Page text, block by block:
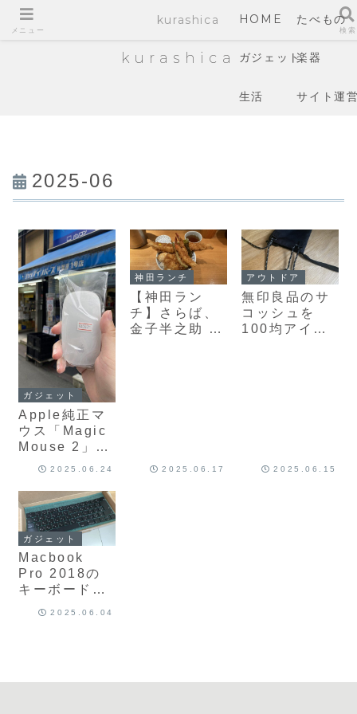
kurashica
HOME たべもの
ガジェット楽器
生活 サイト運
2025-06
ガジェット
Apple純正マ
ウス「Magic
Mouse 2」を
格安でゲット
2025.06.24
神田ランチ
【神田ラン
チ】さらば、
金子半之助 小
2025.06.17
アウトドア
無印良品のサ
コッシュを
100均アイテ
2025.06.15
ガジェット
Macbook
Pro 2018の
キーボード修
理（キーキャ
2025.06.04
メニュー
kurashica
検索